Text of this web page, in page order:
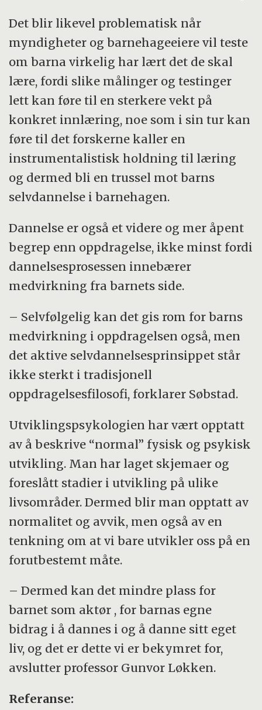
Det blir likevel problematisk når
myndigheter og barnehageeiere vil teste
om barna virkelig har lært det de skal
lære, fordi slike målinger og testinger
lett kan føre til en sterkere vekt på
konkret innlæring, noe som i sin tur kan
føre til det forskerne kaller en
instrumentalistisk holdning til læring
og dermed bli en trussel mot barns
selvdannelse i barnehagen.
Dannelse er også et videre og mer åpent
begrep enn oppdragelse, ikke minst fordi
dannelsesprosessen innebærer
medvirkning fra barnets side.
– Selvfølgelig kan det gis rom for barns
medvirkning i oppdragelsen også, men
det aktive selvdannelsesprinsippet står
ikke sterkt i tradisjonell
oppdragelsesfilosofi, forklarer Søbstad.
Utviklingspsykologien har vært opptatt
av å beskrive “normal” fysisk og psykisk
utvikling. Man har laget skjemaer og
foreslått stadier i utvikling på ulike
livsområder. Dermed blir man opptatt av
normalitet og avvik, men også av en
tenkning om at vi bare utvikler oss på en
forutbestemt måte.
– Dermed kan det mindre plass for
barnet som aktør , for barnas egne
bidrag i å dannes i og å danne sitt eget
liv, og det er dette vi er bekymret for,
avslutter professor Gunvor Løkken.
Referanse: